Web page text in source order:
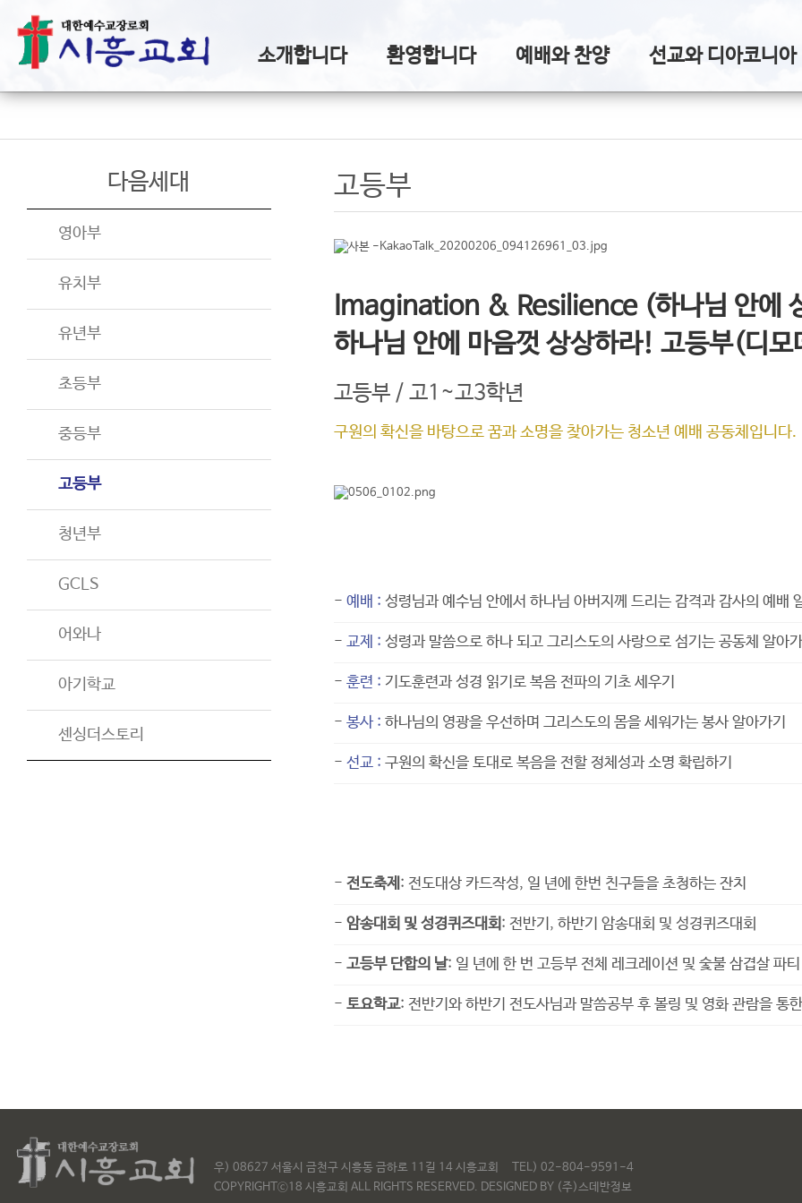
소개합니다 환영합니다 예배와 찬양 선교와 디아코니아
다음세대
영아부
유치부
유년부
초등부
중등부
고등부
청년부
GCLS
어와나
아기학교
센싱더스토리
고등부
Imagination & Resilience (하나님 안에
하나님 안에 마음껏 상상하라! 고등부(디모
고등부 / 고1~고3학년
구원의 확신을 바탕으로 꿈과 소명을 찾아가는 청소년 예배 공동체입니다.
- 예배 : 성령님과 예수님 안에서 하나님 아버지께 드리는 감격과 감사의 예배
- 교제 : 성령과 말씀으로 하나 되고 그리스도의 사랑으로 섬기는 공동체 알아가
- 훈련 : 기도훈련과 성경 읽기로 복음 전파의 기초 세우기
- 봉사 : 하나님의 영광을 우선하며 그리스도의 몸을 세워가는 봉사 알아가기
- 선교 : 구원의 확신을 토대로 복음을 전할 정체성과 소명 확립하기
- 전도축제 : 전도대상 카드작성, 일 년에 한번 친구들을 초청하는 잔치
- 암송대회 및 성경퀴즈대회 : 전반기, 하반기 암송대회 및 성경퀴즈대회
- 고등부 단합의 날: 일 년에 한 번 고등부 전체 레크레이션 및 숯불 삼겹살 파티
- 토요학교: 전반기와 하반기 전도사님과 말씀공부 후 볼링 및 영화 관람을 통
우) 08627 서울시 금천구 시흥동 금하로 11길 14 시흥교회 TEL) 02-804-9591-4
COPYRIGHTⓒ18 시흥교회 ALL RIGHTS RESERVED. DESIGNED BY (주)스데반정보